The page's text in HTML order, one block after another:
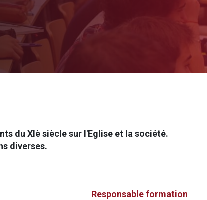
du XIè siècle sur l'Eglise et la société.
diverses.
Responsable formation